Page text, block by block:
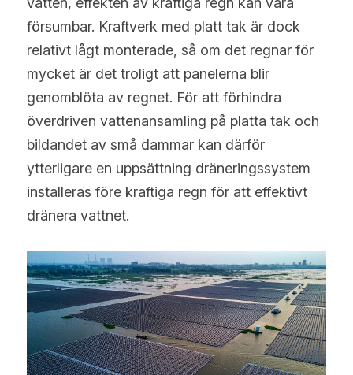
försumbar. Kraftverk med platt tak är dock
relativt lågt monterade, så om det regnar för
mycket är det troligt att panelerna blir
genomblöta av regnet. För att förhindra
överdriven vattenansamling på platta tak och
bildandet av små dammar kan därför
ytterligare en uppsättning dräneringssystem
installeras före kraftiga regn för att effektivt
dränera vattnet.